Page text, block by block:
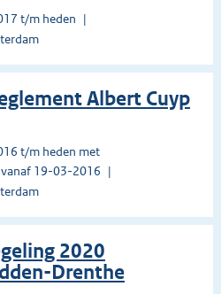
t/m heden
Albert Cuyp
t/m heden met
19-03-2016
2020
Drenthe